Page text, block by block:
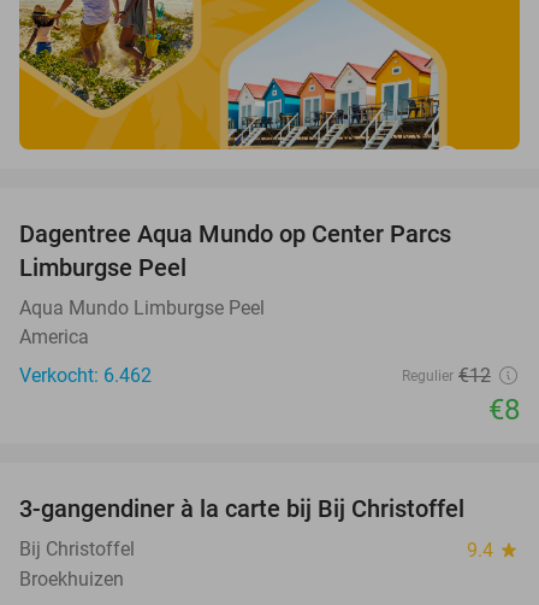
Dagentree Aqua Mundo op Center Parcs
Limburgse Peel
Aqua Mundo Limburgse Peel
America
Verkocht: 6.462
Regulier €12
€8
3-gangendiner à la carte bij Bij Christoffel
Bij Christoffel 9.4 star
Broekhuizen